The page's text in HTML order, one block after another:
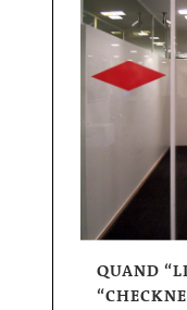
QUAND